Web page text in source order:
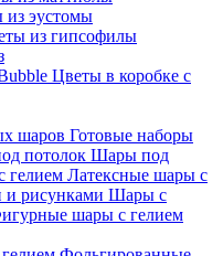
из эустомы
из гипсофилы
Цветы в коробке с
Готовые наборы
Шары под
Латексные шары с
Шары с